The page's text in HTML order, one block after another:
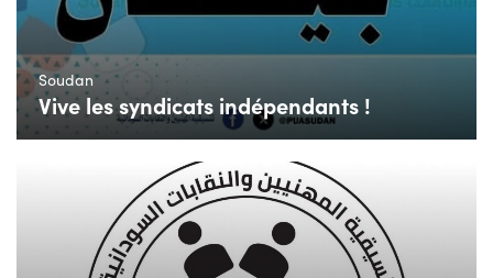
Soudan
Vive les syndicats indépendants !